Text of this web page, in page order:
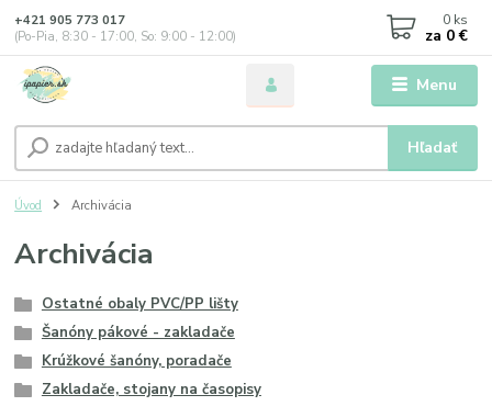
Menu
Hľadať
+421 905 773 017
(Po-Pia, 8:30 - 17:00, So: 9:00 - 12:00)
0 ks
za 0 €
Úvod Archivácia
Archivácia
Ostatné obaly PVC/PP lišty
Šanóny pákové - zakladače
Krúžkové šanóny, poradače
Zakladače, stojany na časopisy